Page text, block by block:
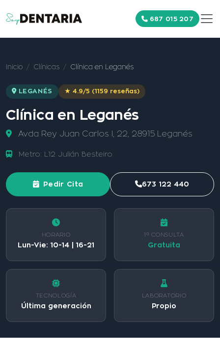
687 015 207
Inicio Clínicas Clínica en Leganés
LEGANÉS ★ 4.9/5 (1159 reseñas)
Clínica en Leganés
Avda Rey Juan Carlos I, 22, 28915 Leganés
Metro: L12 Julián Besteiro
Pedir Cita 673 122 440
HORARIO
Lun-Vie: 10-14 | 16-21
1ª CONSULTA
Gratuita
TECNOLOGÍA
Última generación
LABORATORIO
Propio